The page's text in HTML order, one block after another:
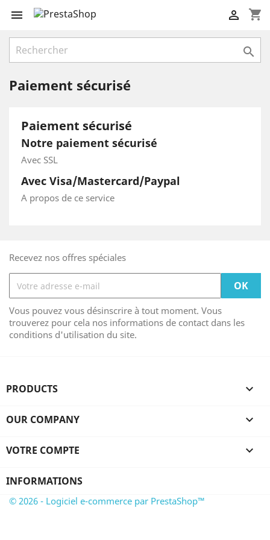
 shopping_cart


Paiement sécurisé
Paiement sécurisé
Notre paiement sécurisé
Avec SSL
Avec Visa/Mastercard/Paypal
A propos de ce service
Recevez nos offres spéciales
Vous pouvez vous désinscrire à tout moment. Vous
trouverez pour cela nos informations de contact dans les
conditions d'utilisation du site.
PRODUCTS 
OUR COMPANY 
VOTRE COMPTE 
INFORMATIONS
© 2026 - Logiciel e-commerce par PrestaShop™